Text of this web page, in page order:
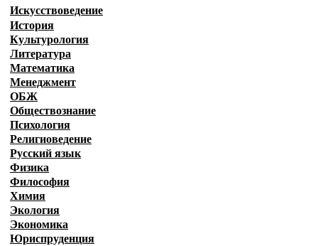
Искусствоведение
История
Культурология
Литература
Математика
Менеджмент
ОБЖ
Обществознание
Психология
Религиоведение
Русский язык
Физика
Философия
Химия
Экология
Экономика
Юриспруденция